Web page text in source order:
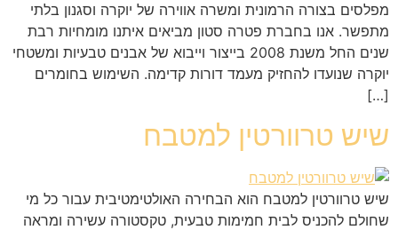
מפלסים בצורה הרמונית ומשרה אווירה של יוקרה וסגנון בלתי
מתפשר. אנו בחברת פטרה סטון מביאים איתנו מומחיות רבת
שנים החל משנת 2008 בייצור וייבוא של אבנים טבעיות ומשטחי
יוקרה שנועדו להחזיק מעמד דורות קדימה. השימוש בחומרים
[…]
שיש טרוורטין למטבח
שיש טרוורטין למטבח הוא הבחירה האולטימטיבית עבור כל מי
שחולם להכניס לבית חמימות טבעית, טקסטורה עשירה ומראה